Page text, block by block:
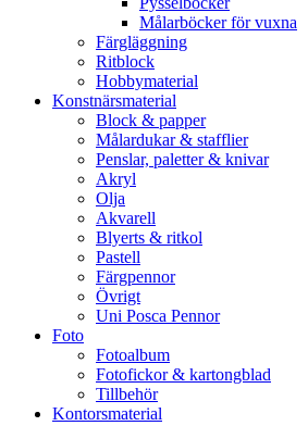
Målarböcker för vuxna
Färgläggning
Ritblock
Hobbymaterial
Konstnärsmaterial
Block & papper
Målardukar & stafflier
Penslar, paletter & knivar
Akryl
Olja
Akvarell
Blyerts & ritkol
Pastell
Färgpennor
Övrigt
Uni Posca Pennor
Foto
Fotoalbum
Fotofickor & kartongblad
Tillbehör
Kontorsmaterial